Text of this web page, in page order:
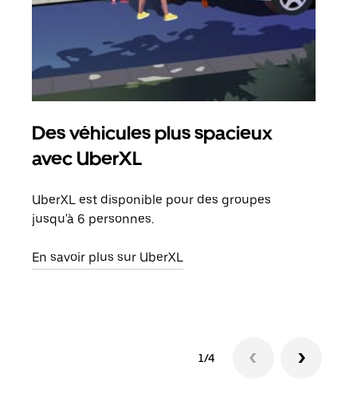
Des véhicules plus spacieux
avec UberXL
UberXL est disponible pour des groupes
jusqu'à 6 personnes.
En savoir plus sur UberXL
1/4